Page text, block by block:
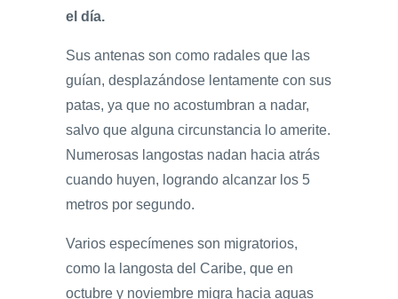
el día.
Sus antenas son como radales que las
guían, desplazándose lentamente con sus
patas, ya que no acostumbran a nadar,
salvo que alguna circunstancia lo amerite.
Numerosas langostas nadan hacia atrás
cuando huyen, logrando alcanzar los 5
metros por segundo.
Varios especímenes son migratorios,
como la langosta del Caribe, que en
octubre y noviembre migra hacia aguas